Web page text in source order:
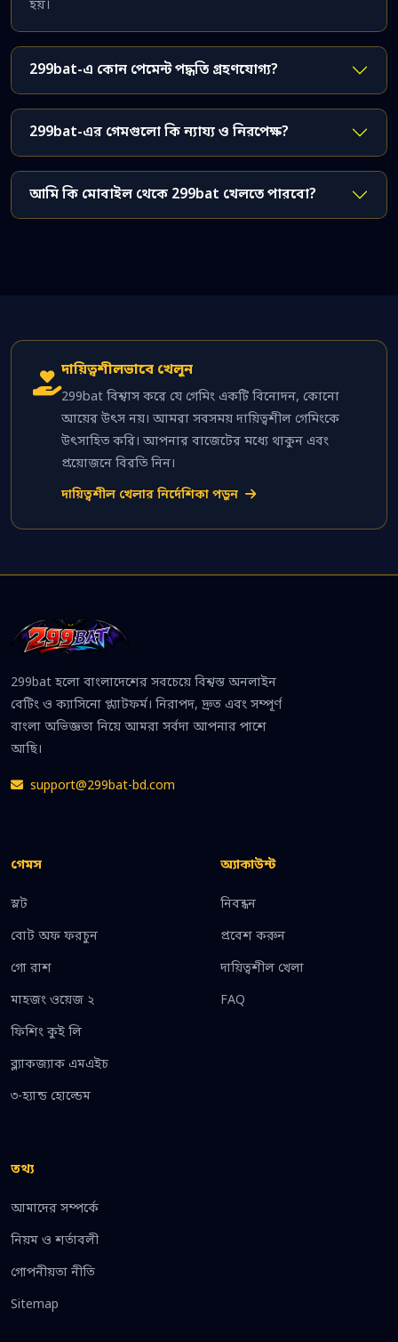
হয়।
299bat-এ কোন পেমেন্ট পদ্ধতি গ্রহণযোগ্য?
299bat-এর গেমগুলো কি ন্যায্য ও নিরপেক্ষ?
আমি কি মোবাইল থেকে 299bat খেলতে পারবো?
দায়িত্বশীলভাবে খেলুন
299bat বিশ্বাস করে যে গেমিং একটি বিনোদন, কোনো
আয়ের উৎস নয়। আমরা সবসময় দায়িত্বশীল গেমিংকে
উৎসাহিত করি। আপনার বাজেটের মধ্যে থাকুন এবং
প্রয়োজনে বিরতি নিন।
দায়িত্বশীল খেলার নির্দেশিকা পড়ুন
299bat হলো বাংলাদেশের সবচেয়ে বিশ্বস্ত অনলাইন
বেটিং ও ক্যাসিনো প্ল্যাটফর্ম। নিরাপদ, দ্রুত এবং সম্পূর্ণ
বাংলা অভিজ্ঞতা নিয়ে আমরা সর্বদা আপনার পাশে
আছি।
support@299bat-bd.com
গেমস
স্লট
বোট অফ ফরচুন
গো রাশ
মাহজং ওয়েজ ২
ফিশিং কুই লি
ব্ল্যাকজ্যাক এমএইচ
৩-হ্যান্ড হোল্ডেম
অ্যাকাউন্ট
নিবন্ধন
প্রবেশ করুন
দায়িত্বশীল খেলা
FAQ
তথ্য
আমাদের সম্পর্কে
নিয়ম ও শর্তাবলী
গোপনীয়তা নীতি
Sitemap